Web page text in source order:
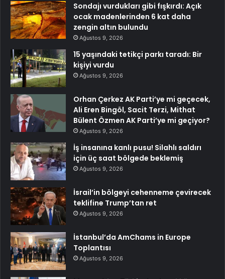
Sondajı vurdukları gibi fışkırdı: Açık
ocak madenlerinden 6 kat daha
zengin altın bulundu
Ağustos 9, 2026
15 yaşındaki tetikçi parkı taradı: Bir
kişiyi vurdu
Ağustos 9, 2026
Orhan Çerkez AK Parti’ye mi geçecek,
Ali Eren Bingöl, Sacit Terzi, Mithat
Bülent Özmen AK Parti’ye mi geçiyor?
Ağustos 9, 2026
İş insanına kanlı pusu! Silahlı saldırı
için üç saat bölgede beklemiş
Ağustos 9, 2026
İsrail’in bölgeyi cehenneme çevirecek
teklifine Trump’tan ret
Ağustos 9, 2026
İstanbul’da AmChams in Europe
Toplantısı
Ağustos 9, 2026